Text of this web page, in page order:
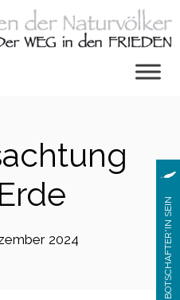
2024 BOTSCHAFTER*IN SEIN